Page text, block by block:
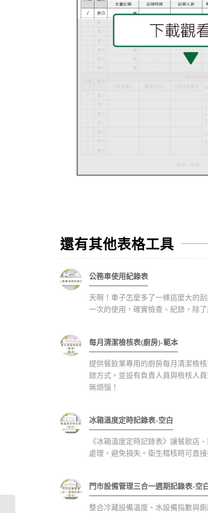
還有其他表格工具
公務車使用紀錄表
天啊！車子怎麼多了一條這麼大的
一次的使用，確實檢查、紀錄，除
每月清潔檢核表(廚房)-範本
提供餐飲業專用的廚房每月清潔檢
錄方式，並設有負責人員與檢核人
無煩惱！
冰箱溫度定時記錄表-空白
《冰箱溫度定時記錄表》讓餐飲店
處理，避免損失。衛生稽核時可直
門市設備管理三合一週期記錄表-空
整合冷藏設備溫度、水設備指數與